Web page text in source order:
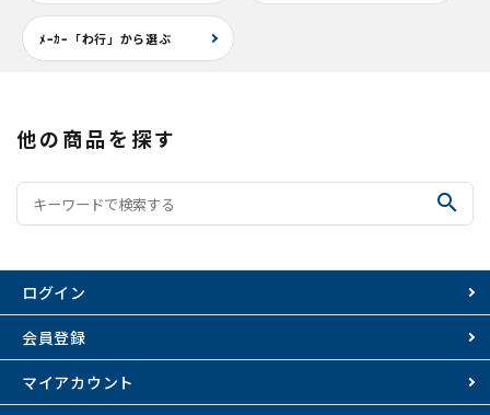
ﾒｰｶｰ「わ行」から選ぶ
他の商品を探す
search
ログイン
会員登録
マイアカウント